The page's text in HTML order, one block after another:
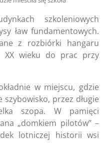
szkoleniowych
ław fundamentowych.
z rozbiórki hangaru
XX wieku do prac przy
w miejscu, gdzie
przez długie
szopa. W pamięci
„domkiem pilotów” –
lotniczej historii wsi